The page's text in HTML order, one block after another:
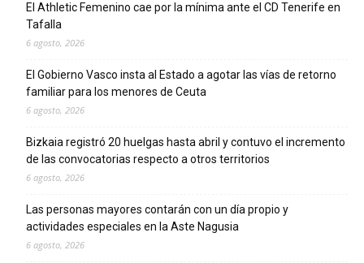
El Athletic Femenino cae por la mínima ante el CD Tenerife en
Tafalla
6 agosto, 2026
El Gobierno Vasco insta al Estado a agotar las vías de retorno
familiar para los menores de Ceuta
6 agosto, 2026
Bizkaia registró 20 huelgas hasta abril y contuvo el incremento
de las convocatorias respecto a otros territorios
6 agosto, 2026
Las personas mayores contarán con un día propio y
actividades especiales en la Aste Nagusia
6 agosto, 2026